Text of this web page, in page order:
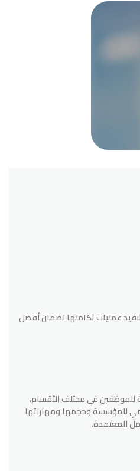
عمليات تكاملها لضمان أفضل
للموظفين في مختلف الأقسام،
للمؤسسة وحجمها ومهاراتها
المعتمدة.